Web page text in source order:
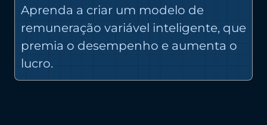
Aprenda a criar um modelo de
remuneração variável inteligente, que
premia o desempenho e aumenta o
lucro.